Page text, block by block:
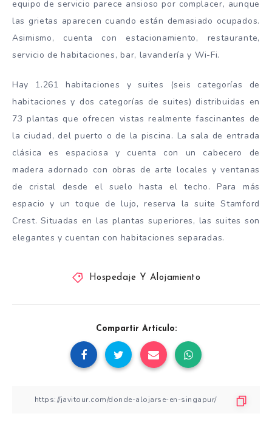
equipo de servicio parece ansioso por complacer, aunque
las grietas aparecen cuando están demasiado ocupados.
Asimismo, cuenta con estacionamiento, restaurante,
servicio de habitaciones, bar, lavandería y Wi-Fi.
Hay 1.261 habitaciones y suites (seis categorías de
habitaciones y dos categorías de suites) distribuidas en
73 plantas que ofrecen vistas realmente fascinantes de
la ciudad, del puerto o de la piscina. La sala de entrada
clásica es espaciosa y cuenta con un cabecero de
madera adornado con obras de arte locales y ventanas
de cristal desde el suelo hasta el techo. Para más
espacio y un toque de lujo, reserva la suite Stamford
Crest. Situadas en las plantas superiores, las suites son
elegantes y cuentan con habitaciones separadas.
Hospedaje Y Alojamiento
Compartir Artículo: